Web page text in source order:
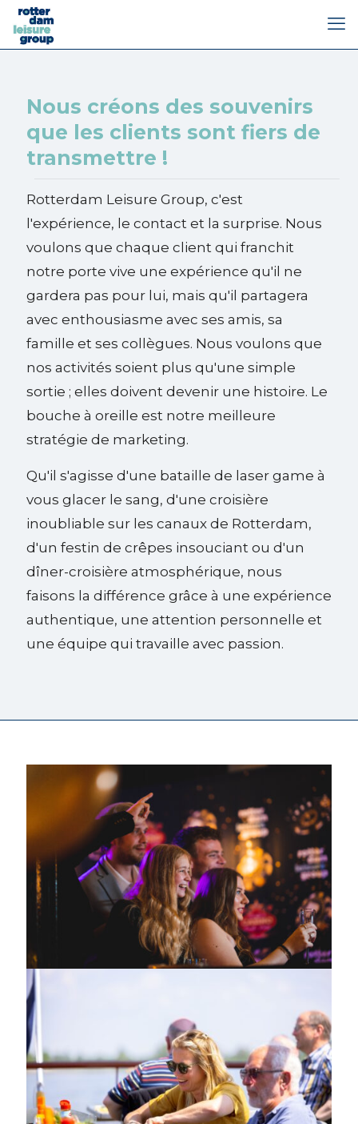
Nous créons des souvenirs
que les clients sont fiers de
transmettre !
Rotterdam Leisure Group, c'est
l'expérience, le contact et la surprise. Nous
voulons que chaque client qui franchit
notre porte vive une expérience qu'il ne
gardera pas pour lui, mais qu'il partagera
avec enthousiasme avec ses amis, sa
famille et ses collègues. Nous voulons que
nos activités soient plus qu'une simple
sortie ; elles doivent devenir une histoire. Le
bouche à oreille est notre meilleure
stratégie de marketing.
Qu'il s'agisse d'une bataille de laser game à
vous glacer le sang, d'une croisière
inoubliable sur les canaux de Rotterdam,
d'un festin de crêpes insouciant ou d'un
dîner-croisière atmosphérique, nous
faisons la différence grâce à une expérience
authentique, une attention personnelle et
une équipe qui travaille avec passion.